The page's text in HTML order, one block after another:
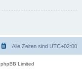
Alle Zeiten sind UTC+02:00
Limited